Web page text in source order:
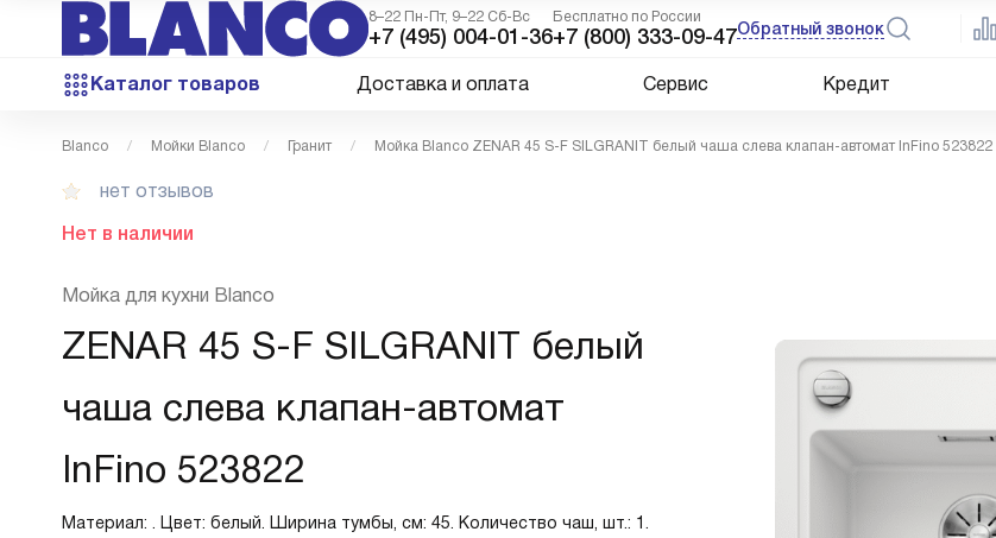
8–22 Пн-Пт, 9–22 Сб-Вс
+7 (495) 004-01-36
Бесплатно по России
+7 (800) 333-09-47Обратный звонок
Каталог товаров Доставка и оплата Сервис Кредит
Blanco Мойки Blanco Гранит Мойка Blanco ZENAR 45 S-F SILGRANIT белый чаша слева клапан-автомат InFino 523822
нет отзывов
Нет в наличии
Мойка для кухни Blanco
ZENAR 45 S-F SILGRANIT белый
чаша слева клапан-автомат
InFino 523822
Материал: . Цвет: белый. Ширина тумбы, см: 45. Количество чаш, шт.: 1.